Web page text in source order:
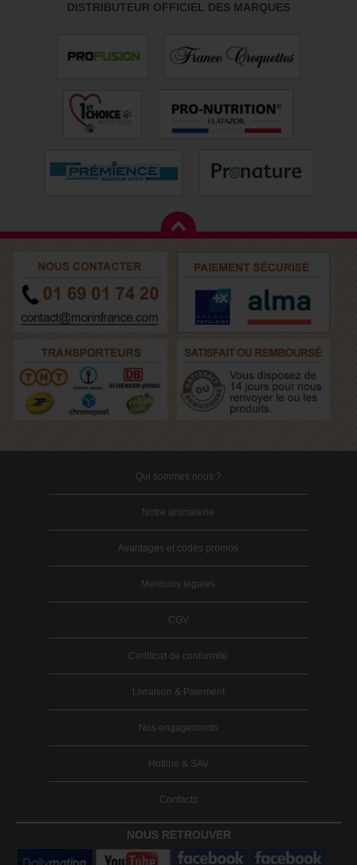
DISTRIBUTEUR OFFICIEL DES MARQUES
Qui sommes nous ?
Notre animalerie
Avantages et codes promos
Mentions légales
CGV
Certificat de conformité
Livraison & Paiement
Nos engagements
Hotline & SAV
Contacts
NOUS RETROUVER